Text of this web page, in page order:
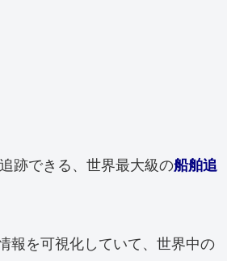
跡できる、世界最大級の船舶追
報を可視化していて、世界中の